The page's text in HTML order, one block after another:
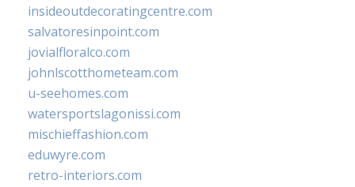
insideoutdecoratingcentre.com
salvatoresinpoint.com
jovialfloralco.com
johnlscotthometeam.com
u-seehomes.com
watersportslagonissi.com
mischieffashion.com
eduwyre.com
retro-interiors.com